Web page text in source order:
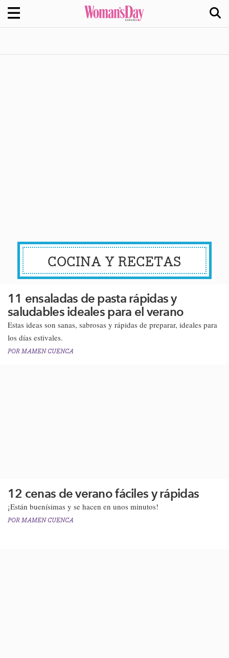
COCINA Y RECETAS
11 ensaladas de pasta rápidas y
saludables ideales para el verano
Estas ideas son sanas, sabrosas y rápidas de preparar, ideales para
los días estivales.​​
POR MAMEN CUENCA
12 cenas de verano fáciles y rápidas
¡Están buenísimas y se hacen en unos minutos!
POR MAMEN CUENCA